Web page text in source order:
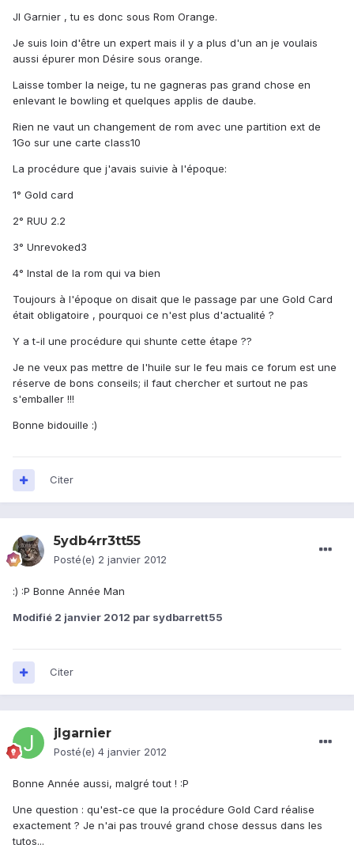
Jl Garnier , tu es donc sous Rom Orange.
Je suis loin d'être un expert mais il y a plus d'un an je voulais
aussi épurer mon Désire sous orange.
Laisse tomber la neige, tu ne gagneras pas grand chose en
enlevant le bowling et quelques applis de daube.
Rien ne vaut un changement de rom avec une partition ext de
1Go sur une carte class10
La procédure que j'avais suivie à l'époque:
1° Gold card
2° RUU 2.2
3° Unrevoked3
4° Instal de la rom qui va bien
Toujours à l'époque on disait que le passage par une Gold Card
était obligatoire , pourquoi ce n'est plus d'actualité ?
Y a t-il une procédure qui shunte cette étape ??
Je ne veux pas mettre de l'huile sur le feu mais ce forum est une
réserve de bons conseils; il faut chercher et surtout ne pas
s'emballer !!!
Bonne bidouille :)
Citer
5ydb4rr3tt55
Posté(e) 2 janvier 2012
:) :P Bonne Année Man
Modifié 2 janvier 2012 par sydbarrett55
Citer
jlgarnier
Posté(e) 4 janvier 2012
Bonne Année aussi, malgré tout ! :P
Une question : qu'est-ce que la procédure Gold Card réalise
exactement ? Je n'ai pas trouvé grand chose dessus dans les
tutos...